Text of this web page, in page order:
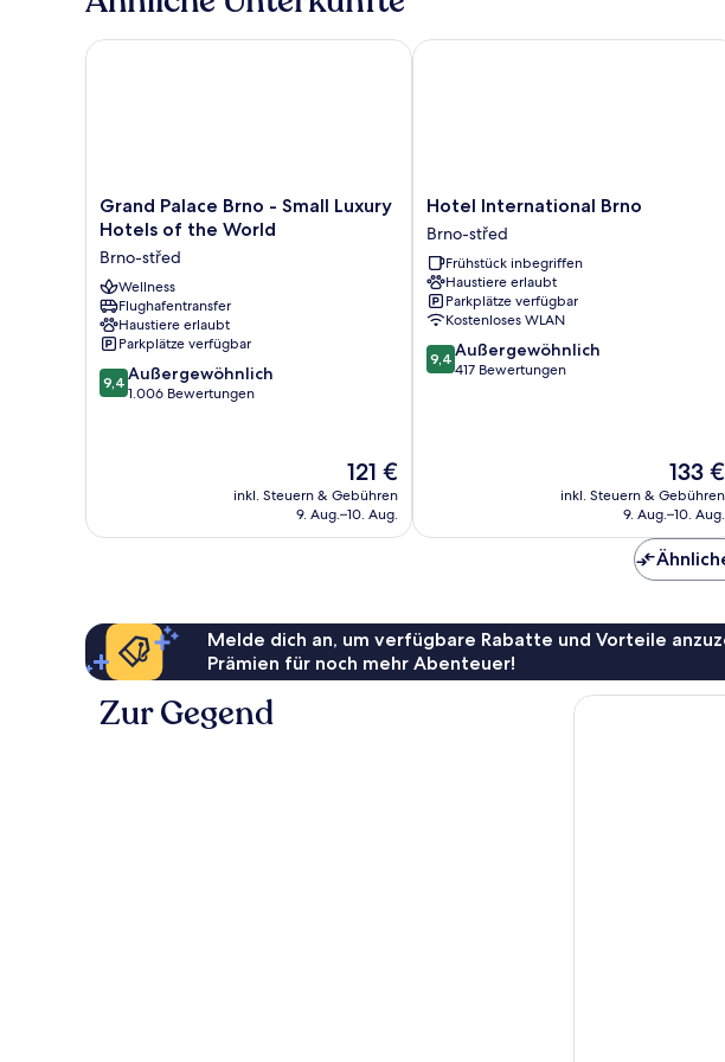
Grand
Palace
-
Small
Luxury
Hotels
of
the
World
Grand Palace Brno - Small Luxury
Hotels of the World
Brno-střed
Wellness
Flughafentransfer
Haustiere erlaubt
Parkplätze verfügbar
9.4
von
9,4 Außergewöhnlich
1.006 Bewertungen
Der
Preis
beträgt
121 €
inkl. Steuern & Gebühren
9. Aug.–10. Aug.
Grand Palace Brno - Small Luxury Hotels of the World
Hotel
International
Brno
Brno-
střed
Hotel International Brno
Brno-střed
Frühstück inbegriffen
Haustiere erlaubt
Parkplätze verfügbar
Kostenloses WLAN
9.4
von
9,4 Außergewöhnlich
417 Bewertungen
Der
Preis
beträgt
133 €
inkl. Steuern & Gebühren
9. Aug.–10. Aug.
Hotel International Brno
Melde dich an, um verfügbare Rabatte und Vorteile
Prämien für noch mehr Abenteuer!
Zur Gegend